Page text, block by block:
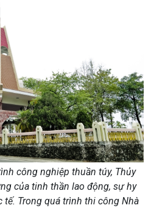
công nghiệp thuần túy, Thủy
của tinh thần lao động, sự hy
Trong quá trình thi công Nhà